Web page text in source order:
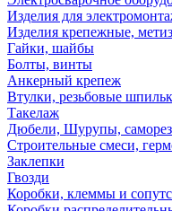
Изделия для
Изделия крепежные,
Гайки, шайбы
Болты, винты
Анкерный крепеж
Втулки, резьбовые
Такелаж
Дюбели, Шурупы,
Строительные смеси,
Заклепки
Гвозди
Коробки, клеммы и